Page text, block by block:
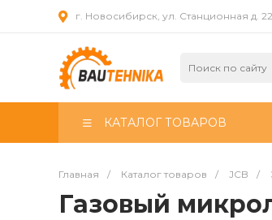
г. Новосибирск, ул. Станционная д.
КАТАЛОГ ТОВАРОВ
Главная / Каталог товаров / JCB /
Газовый